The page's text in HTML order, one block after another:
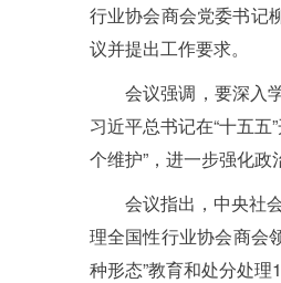
行业协会商会党委书记
议并提出工作要求。
会议强调，要深入
习近平总书记在“十五
个维护”，进一步强化
会议指出，中央社
理全国性行业协会商会
种形态”教育和处分处理